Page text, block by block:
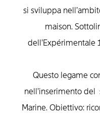
si sviluppa
maison.
dell’Expérimentale
Questo legame
nell’inserimento
Marine. Obiettivo: